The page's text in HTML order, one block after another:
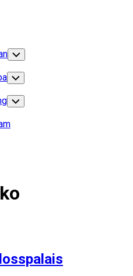
Toggle
Child
Menu
Toggle
Child
Menu
Toggle
Child